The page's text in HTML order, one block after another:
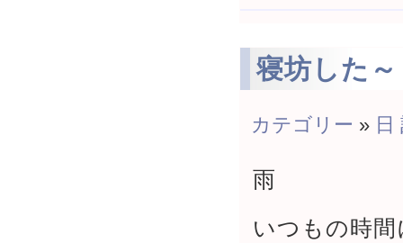
寝坊した～
カテゴリー » 日
雨
いつもの時